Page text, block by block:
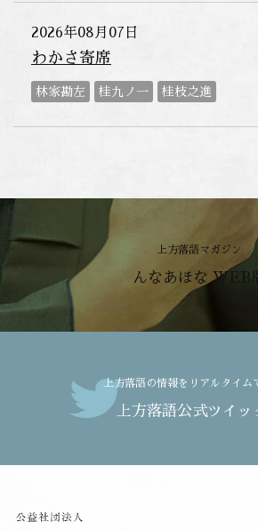
2026年08月07日
わかさ寄席
林家勘左 桂九ノ一 桂枝之進
上方落語マガジン
んなあほな WEB
上方落語の情報をリアルタイム
上方落語公式ツイッ